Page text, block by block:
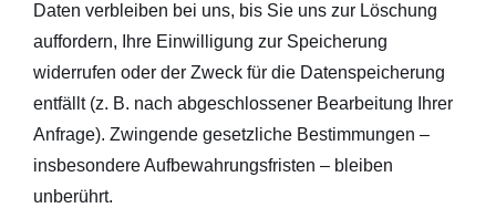
Daten verbleiben bei uns, bis Sie uns zur Löschung
auffordern, Ihre Einwilligung zur Speicherung
widerrufen oder der Zweck für die Datenspeicherung
entfällt (z. B. nach abgeschlossener Bearbeitung Ihrer
Anfrage). Zwingende gesetzliche Bestimmungen –
insbesondere Aufbewahrungsfristen – bleiben
unberührt.